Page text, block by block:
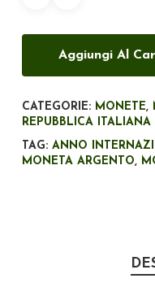
Aggiungi Al
CATEGORIE: MONETE,
REPUBBLICA ITALIANA
TAG: ANNO
MONETA ARGENTO,